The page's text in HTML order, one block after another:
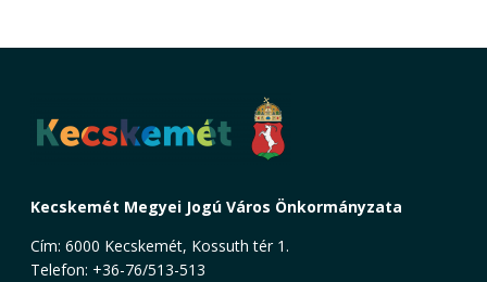
Kecskemét Megyei Jogú Város Önkormányzata
Cím: 6000 Kecskemét, Kossuth tér 1.
Telefon: +36-76/513-513